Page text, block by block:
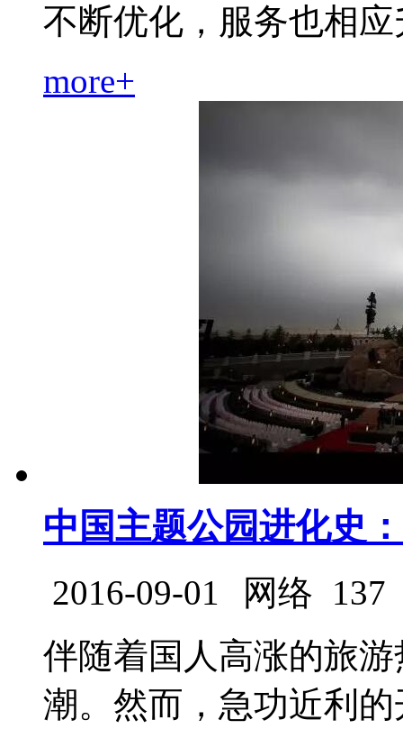
不断优化，服务也相应
more+
中国主题公园进化史
2016-09-01 网络 137
伴随着国人高涨的旅
潮。然而，急功近利